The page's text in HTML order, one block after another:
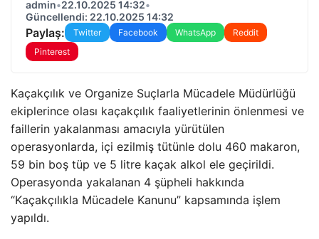
admin•22.10.2025 14:32•
Güncellendi: 22.10.2025 14:32
Paylaş: Twitter Facebook WhatsApp
Reddit
Pinterest
Kaçakçılık ve Organize Suçlarla Mücadele Müdürlüğü
ekiplerince olası kaçakçılık faaliyetlerinin önlenmesi ve
faillerin yakalanması amacıyla yürütülen
operasyonlarda, içi ezilmiş tütünle dolu 460 makaron,
59 bin boş tüp ve 5 litre kaçak alkol ele geçirildi.
Operasyonda yakalanan 4 şüpheli hakkında
“Kaçakçılıkla Mücadele Kanunu” kapsamında işlem
yapıldı.